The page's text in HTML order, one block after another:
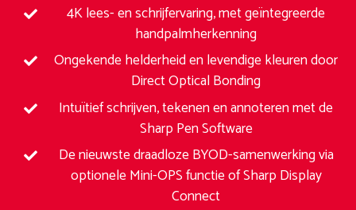
4K lees- en schrijfervaring, met geïntegreerde
handpalmherkenning
Ongekende helderheid en levendige kleuren door
Direct Optical Bonding
Intuïtief schrijven, tekenen en annoteren met de
Sharp Pen Software
De nieuwste draadloze BYOD-samenwerking via
optionele Mini-OPS functie of Sharp Display
Connect